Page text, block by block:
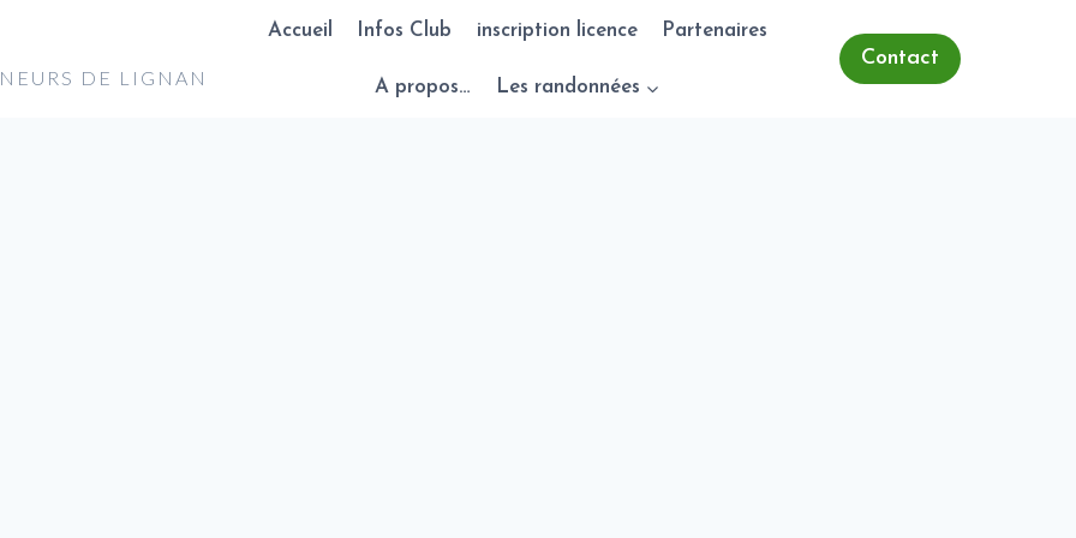
DE LIGNAN
Accueil Infos Club inscription licence Partenaires
A propos… Les randonnées
Contact